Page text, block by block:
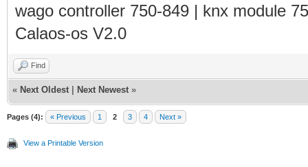
wago controller 750-849 | knx module
Calaos-os V2.0
Find
« Next Oldest Next Newest »
Pages (4): « Previous 1 2 3 4 Next »
View a Printable Version